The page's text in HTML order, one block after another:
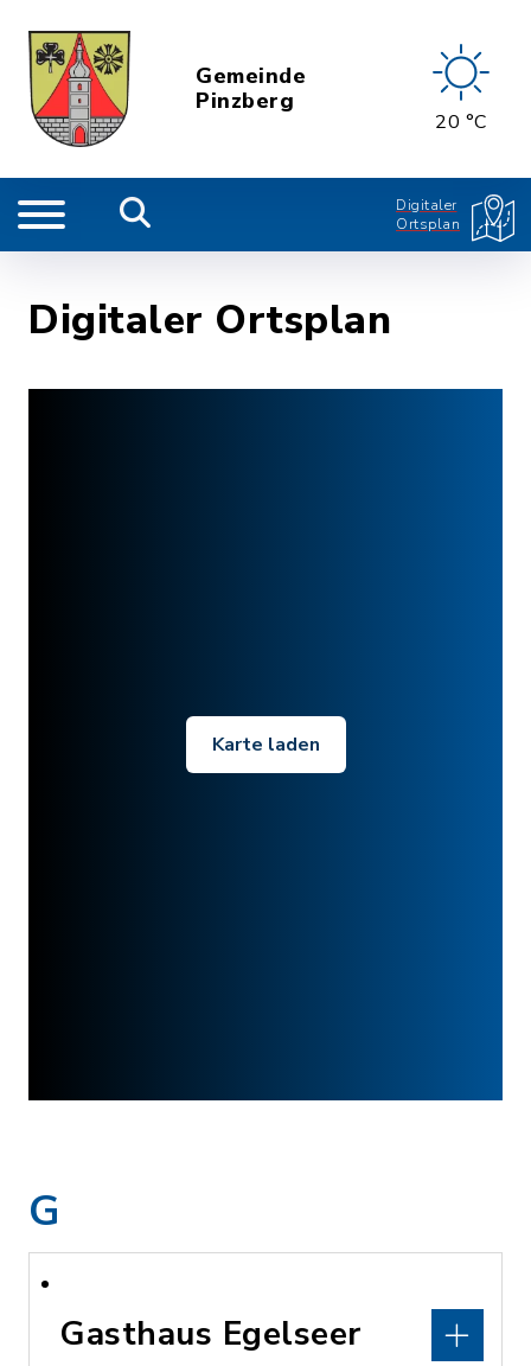
Gemeinde
Pinzberg
20 °C
Digitaler
Ortsplan
Digitaler Ortsplan
Karte laden
G
Gasthaus Egelseer